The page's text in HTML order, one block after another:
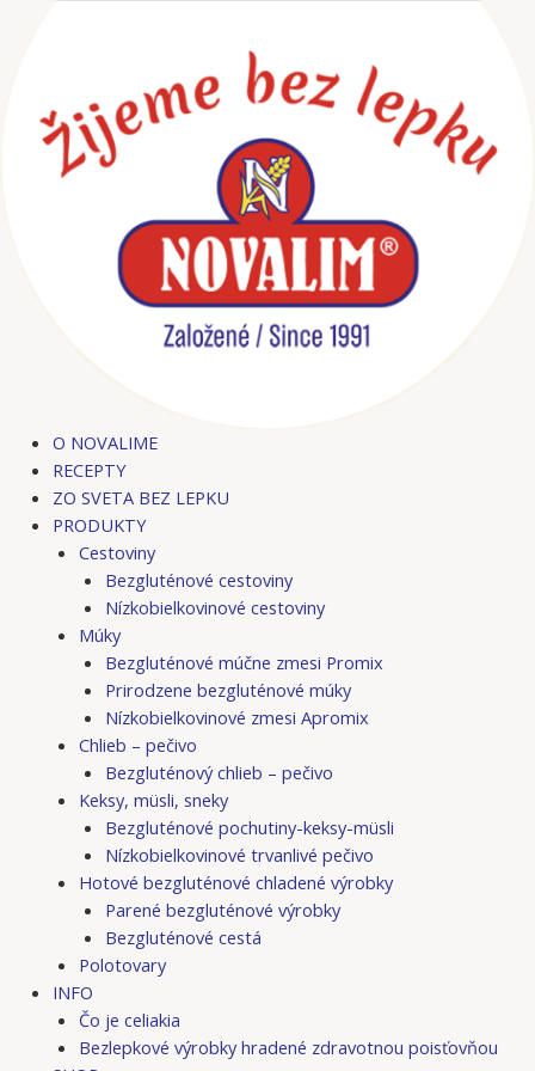
O NOVALIME
RECEPTY
ZO SVETA BEZ LEPKU
PRODUKTY
Cestoviny
Bezgluténové cestoviny
Nízkobielkovinové cestoviny
Múky
Bezgluténové múčne zmesi Promix
Prirodzene bezgluténové múky
Nízkobielkovinové zmesi Apromix
Chlieb – pečivo
Bezgluténový chlieb – pečivo
Keksy, müsli, sneky
Bezgluténové pochutiny-keksy-müsli
Nízkobielkovinové trvanlivé pečivo
Hotové bezgluténové chladené výrobky
Parené bezgluténové výrobky
Bezgluténové cestá
Polotovary
INFO
Čo je celiakia
Bezlepkové výrobky hradené zdravotnou poisťovňou